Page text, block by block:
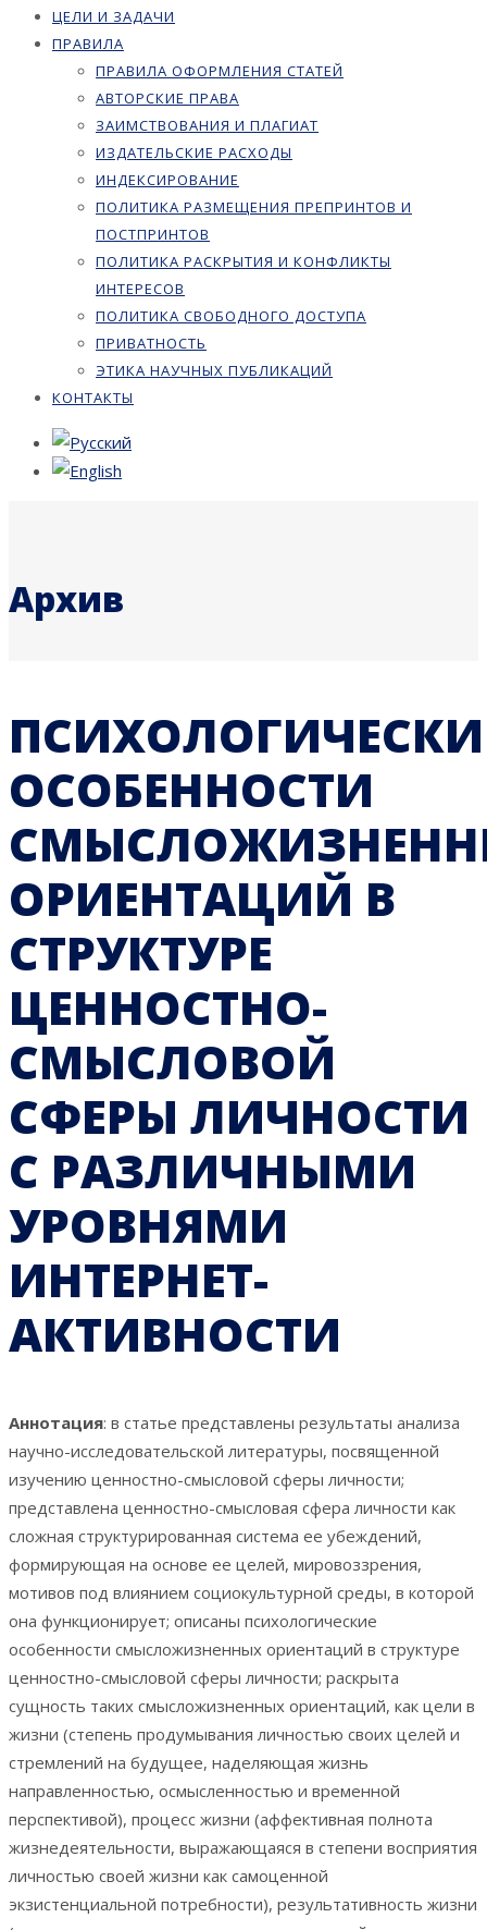
ЦЕЛИ И ЗАДАЧИ
ПРАВИЛА
ПРАВИЛА ОФОРМЛЕНИЯ СТАТЕЙ
АВТОРСКИЕ ПРАВА
ЗАИМСТВОВАНИЯ И ПЛАГИАТ
ИЗДАТЕЛЬСКИЕ РАСХОДЫ
ИНДЕКСИРОВАНИЕ
ПОЛИТИКА РАЗМЕЩЕНИЯ ПРЕПРИНТОВ И
ПОСТПРИНТОВ
ПОЛИТИКА РАСКРЫТИЯ И КОНФЛИКТЫ
ИНТЕРЕСОВ
ПОЛИТИКА СВОБОДНОГО ДОСТУПА
ПРИВАТНОСТЬ
ЭТИКА НАУЧНЫХ ПУБЛИКАЦИЙ
КОНТАКТЫ
Архив
ОСОБЕННОСТИ
ОРИЕНТАЦИЙ В
СТРУКТУРЕ
ЦЕННОСТНО-
СМЫСЛОВОЙ
СФЕРЫ ЛИЧНОСТИ
С РАЗЛИЧНЫМИ
УРОВНЯМИ
ИНТЕРНЕТ-
АКТИВНОСТИ
Аннотация: в статье представлены результаты анализа
научно-исследовательской литературы, посвященной
изучению ценностно-смысловой сферы личности;
представлена ценностно-смысловая сфера личности как
сложная структурированная система ее убеждений,
формирующая на основе ее целей, мировоззрения,
мотивов под влиянием социокультурной среды, в которой
она функционирует; описаны психологические
особенности смысложизненных ориентаций в структуре
ценностно-смысловой сферы личности; раскрыта
сущность таких смысложизненных ориентаций, как цели в
жизни (степень продумывания личностью своих целей и
стремлений на будущее, наделяющая жизнь
направленностью, осмысленностью и временной
перспективой), процесс жизни (аффективная полнота
жизнедеятельности, выражающаяся в степени восприятия
личностью своей жизни как самоценной
экзистенциальной потребности), результативность жизни